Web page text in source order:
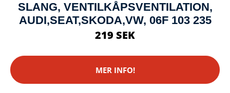
SLANG, VENTILKÅPSVENTILATION,
AUDI,SEAT,SKODA,VW, 06F 103 235
219 SEK
MER INFO!